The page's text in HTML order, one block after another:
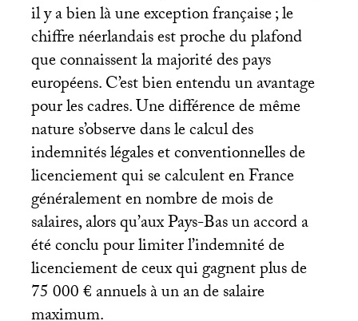
il y a bien là une exception française; le
chiffre néerlandais est proche du plafond
que connaissent la majorité des pays
européens. C’est bien entendu un avantage
pour les cadres. Une différence de même
nature s’observe dans le calcul des
indemnités légales et conventionnelles de
licenciement qui se calculent en France
généralement en nombre de mois de
salaires, alors qu’aux Pays-Bas un accord a
été conclu pour limiter l’indemnité de
licenciement de ceux qui gagnent plus de
75 000 € annuels à un an de salaire